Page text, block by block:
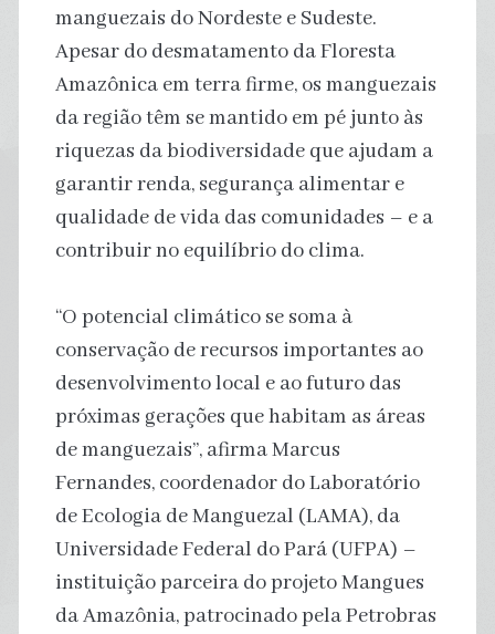
manguezais do Nordeste e Sudeste.
Apesar do desmatamento da Floresta
Amazônica em terra firme, os manguezais
da região têm se mantido em pé junto às
riquezas da biodiversidade que ajudam a
garantir renda, segurança alimentar e
qualidade de vida das comunidades – e a
contribuir no equilíbrio do clima.
“O potencial climático se soma à
conservação de recursos importantes ao
desenvolvimento local e ao futuro das
próximas gerações que habitam as áreas
de manguezais”, afirma Marcus
Fernandes, coordenador do Laboratório
de Ecologia de Manguezal (LAMA), da
Universidade Federal do Pará (UFPA) –
instituição parceira do projeto Mangues
da Amazônia, patrocinado pela Petrobras